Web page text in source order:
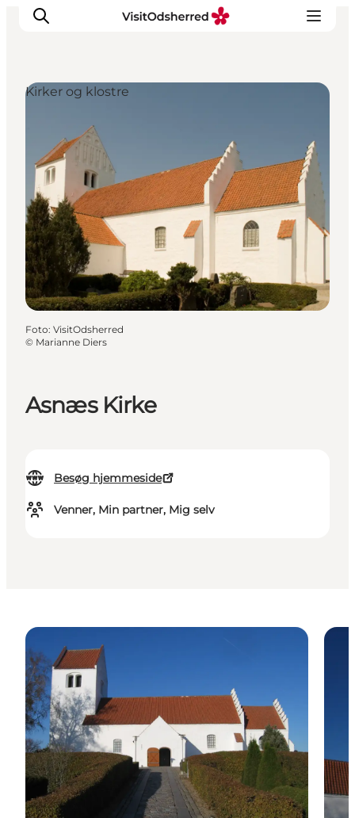
DET SKER
OPLEV
SPIS
OVERNAT
PRAKTISK
NYHEDSBREV
Asnæs Kirke
Besøg hjemmeside
Venner, Min partner, Mig selv
Kirker og klostre
Foto: VisitOdsherred
© Marianne Diers